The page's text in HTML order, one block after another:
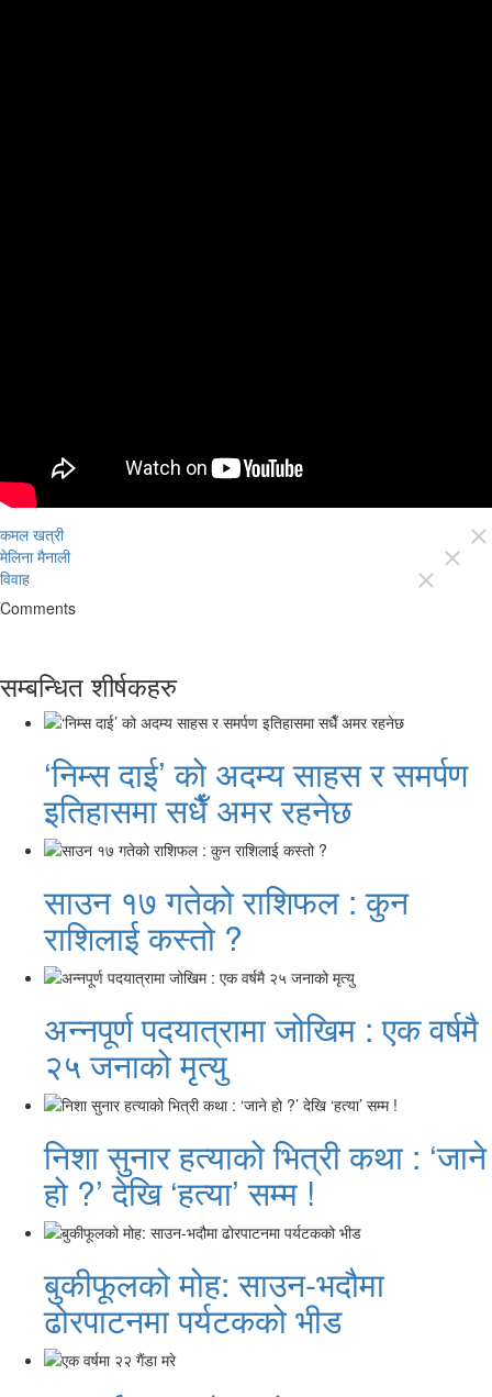
कमल खत्री close
मेलिना मैनाली close
विवाह close
Comments
सम्बन्धित शीर्षकहरु
‘निम्स दाई’ को अदम्य साहस र समर्पण
इतिहासमा सधैँ अमर रहनेछ
साउन १७ गतेको राशिफल : कुन
राशिलाई कस्तो ?
अन्नपूर्ण पदयात्रामा जोखिम : एक वर्षमै
२५ जनाको मृत्यु
निशा सुनार हत्याको भित्री कथा : ‘जाने
हो ?’ देखि ‘हत्या’ सम्म !
बुकीफूलको मोह: साउन-भदौमा
ढोरपाटनमा पर्यटकको भीड